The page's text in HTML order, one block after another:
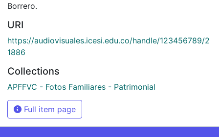
Borrero.
URI
https://audiovisuales.icesi.edu.co/handle/123456789/2
1886
Collections
APFFVC - Fotos Familiares - Patrimonial
Full item page